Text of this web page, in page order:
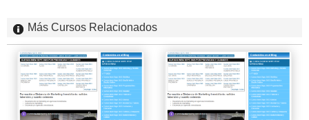
Más Cursos Relacionados